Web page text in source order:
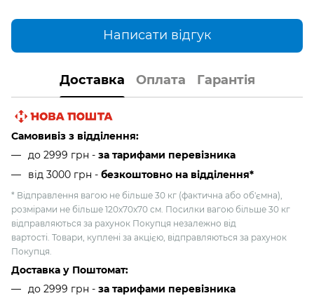
Написати відгук
Доставка Оплата Гарантія
Самовивіз з відділення:
до 2999 грн - за тарифами перевізника
від 3000 грн - безкоштовно на відділення*
* Відправлення вагою не більше 30 кг (фактична або об'ємна),
розмірами не більше 120х70х70 см. Посилки вагою більше 30 кг
відправляються за рахунок Покупця незалежно від
вартості. Товари, куплені за акцією, відправляються за рахунок
Покупця.
Доставка у Поштомат:
до 2999 грн - за тарифами перевізника